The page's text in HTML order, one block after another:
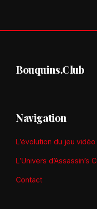
Bouquins.Club
Navigation
L’évolution du jeu
L’Univers d’Assassin’s
Contact